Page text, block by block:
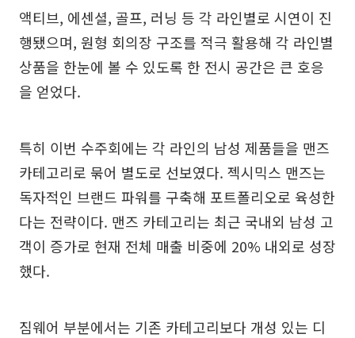
액티브, 에센셜, 골프, 러닝 등 각 라인별로 시연이 진
행됐으며, 원형 회의장 구조를 적극 활용해 각 라인별
상품을 한눈에 볼 수 있도록 한 전시 공간은 큰 호응
을 얻었다.
특히 이번 수주회에는 각 라인의 남성 제품들을 맨즈
카테고리로 묶어 별도로 선보였다. 젝시믹스 맨즈는
독자적인 브랜드 파워를 구축해 포트폴리오로 육성한
다는 전략이다. 맨즈 카테고리는 최근 국내외 남성 고
객이 증가로 현재 전체 매출 비중에 20% 내외로 성장
했다.
짐웨어 부분에서는 기존 카테고리보다 개성 있는 디